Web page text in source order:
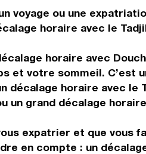
voyage ou une
horaire avec le
horaire avec
et votre sommeil. C’est
décalage horaire avec le
un grand décalage
expatrier et que vous
en compte : un